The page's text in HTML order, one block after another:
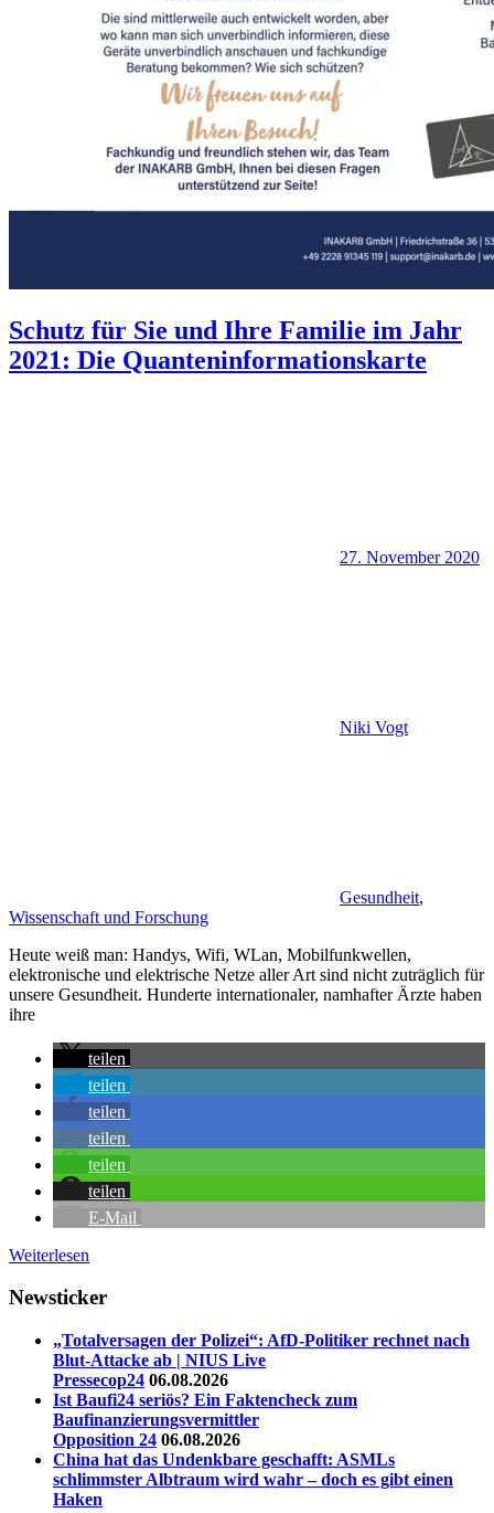
Schutz für Sie und Ihre Familie im Jahr
2021: Die Quanteninformationskarte
27. November 2020
Niki Vogt
Gesundheit,
Wissenschaft und Forschung
Heute weiß man: Handys, Wifi, WLan, Mobilfunkwellen,
elektronische und elektrische Netze aller Art sind nicht zuträglich für
unsere Gesundheit. Hunderte internationaler, namhafter Ärzte haben
ihre
teilen
teilen
teilen
teilen
teilen
teilen
E-Mail
Weiterlesen
Newsticker
„Totalversagen der Polizei“: AfD-Politiker rechnet nach
Blut-Attacke ab | NIUS Live
Pressecop24 06.08.2026
Ist Baufi24 seriös? Ein Faktencheck zum
Baufinanzierungsvermittler
Opposition 24 06.08.2026
China hat das Undenkbare geschafft: ASMLs
schlimmster Albtraum wird wahr – doch es gibt einen
Haken